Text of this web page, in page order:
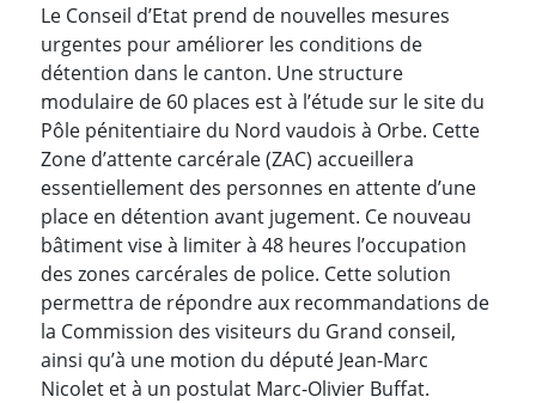
Le Conseil d’Etat prend de nouvelles mesures
urgentes pour améliorer les conditions de
détention dans le canton. Une structure
modulaire de 60 places est à l’étude sur le site du
Pôle pénitentiaire du Nord vaudois à Orbe. Cette
Zone d’attente carcérale (ZAC) accueillera
essentiellement des personnes en attente d’une
place en détention avant jugement. Ce nouveau
bâtiment vise à limiter à 48 heures l’occupation
des zones carcérales de police. Cette solution
permettra de répondre aux recommandations de
la Commission des visiteurs du Grand conseil,
ainsi qu’à une motion du député Jean-Marc
Nicolet et à un postulat Marc-Olivier Buffat.